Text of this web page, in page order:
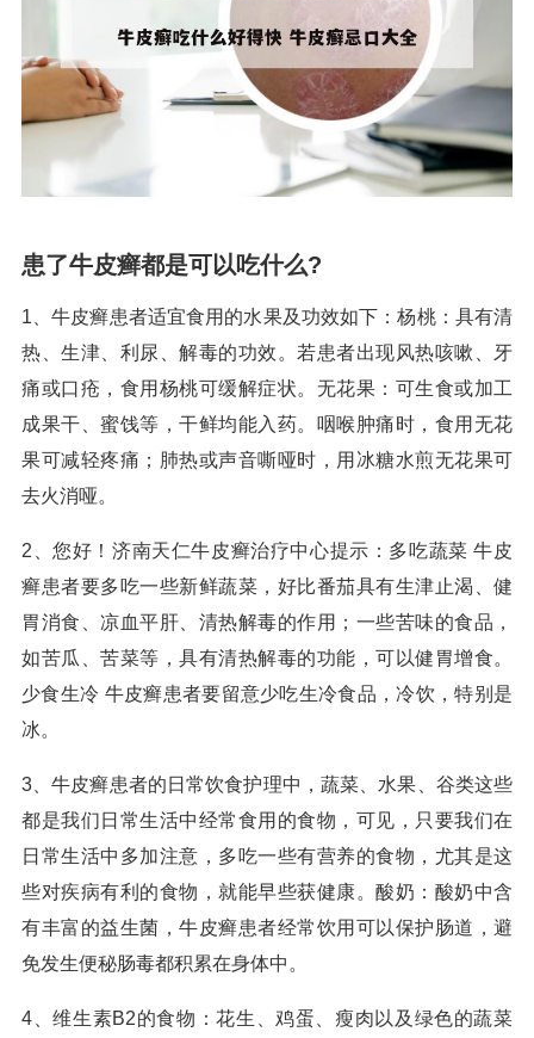
患了牛皮癣都是可以吃什么?
1、牛皮癣患者适宜食用的水果及功效如下：杨桃：具有清
热、生津、利尿、解毒的功效。若患者出现风热咳嗽、牙
痛或口疮，食用杨桃可缓解症状。无花果：可生食或加工
成果干、蜜饯等，干鲜均能入药。咽喉肿痛时，食用无花
果可减轻疼痛；肺热或声音嘶哑时，用冰糖水煎无花果可
去火消哑。
2、您好！济南天仁牛皮癣治疗中心提示：多吃蔬菜 牛皮
癣患者要多吃一些新鲜蔬菜，好比番茄具有生津止渴、健
胃消食、凉血平肝、清热解毒的作用；一些苦味的食品，
如苦瓜、苦菜等，具有清热解毒的功能，可以健胃增食。
少食生冷 牛皮癣患者要留意少吃生冷食品，冷饮，特别是
冰。
3、牛皮癣患者的日常饮食护理中，蔬菜、水果、谷类这些
都是我们日常生活中经常食用的食物，可见，只要我们在
日常生活中多加注意，多吃一些有营养的食物，尤其是这
些对疾病有利的食物，就能早些获健康。酸奶：酸奶中含
有丰富的益生菌，牛皮癣患者经常饮用可以保护肠道，避
免发生便秘肠毒都积累在身体中。
4、维生素B2的食物：花生、鸡蛋、瘦肉以及绿色的蔬菜